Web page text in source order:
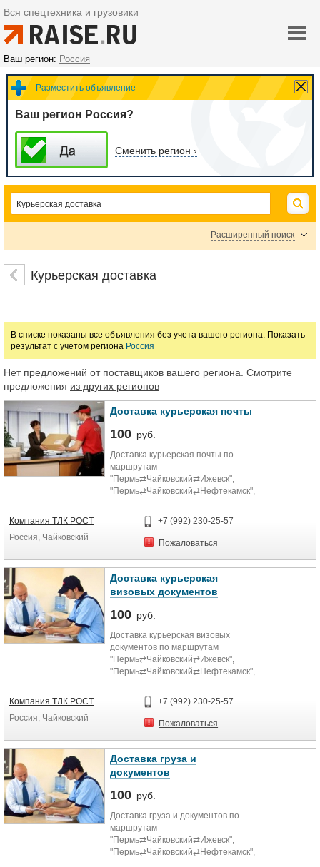
Вся спецтехника и грузовики
Ваш регион: Россия
Разместить объявление
Ваш регион Россия?
Сменить регион ›
Расширенный поиск
ЦенаКурьерская доставка
В списке показаны все объявления без учета вашего региона. Показать
результат с учетом региона Россия
Нет предложений от поставщиков вашего региона. Смотрите
предложения из других регионов
Доставка курьерская почты
100 руб.
Доставка курьерская почты по
маршрутам
"Пермь⇄Чайковский⇄Ижевск",
"Пермь⇄Чайковский⇄Нефтекамск",
всего за 1 сутки.
Компания ТЛК РОСТ
Россия, Чайковский
+7 (992) 230-25-57
Пожаловаться
Доставка курьерская
визовых документов
100 руб.
Доставка курьерская визовых
документов по маршрутам
"Пермь⇄Чайковский⇄Ижевск",
"Пермь⇄Чайковский⇄Нефтекамск",
всего за 1 сутки.
Компания ТЛК РОСТ
Россия, Чайковский
+7 (992) 230-25-57
Пожаловаться
Доставка груза и
документов
100 руб.
Доставка груза и документов по
маршрутам
"Пермь⇄Чайковский⇄Ижевск",
"Пермь⇄Чайковский⇄Нефтекамск",